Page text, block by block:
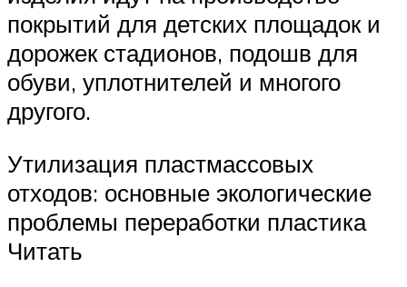
покрытий для детских площадок и
дорожек стадионов, подошв для
обуви, уплотнителей и многого
другого.
Утилизация пластмассовых
отходов: основные экологические
проблемы переработки пластика
Читать